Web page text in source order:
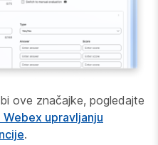
ove značajke, pogledajte
upravljanju
.